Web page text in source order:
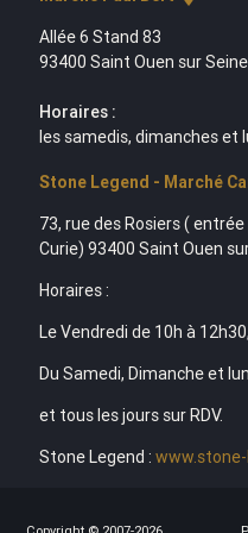
Allée 6 Stand 83
93400 Saint Ouen sur Seine
Horaires :
les samedis, dimanches et
Stone Legend - Marché
73, rue des Rosiers (
Curie) 93400 Saint Ouen
Horaires :
Le Vendredi de 10h à 12h30,
Du Samedi, Dimanche et
et tous les jours sur RDV.
Stone Legend :